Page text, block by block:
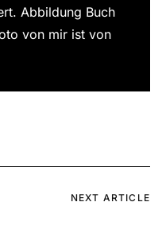
Abbildung Buch
von mir ist von
NEXT ARTICLE